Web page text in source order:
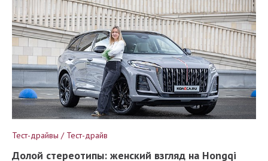
Тест-драйвы / Тест-драйв
Долой стереотипы: женский взгляд на Hongqi